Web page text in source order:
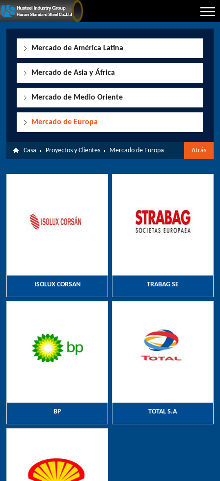
Mercado de América Latina
Mercado de Asia y África
Mercado de Medio Oriente
Mercado de Europa
Atrás
Casa Proyectos y Clientes Mercado de Europa
ISOLUX CORSAN TRABAG SE
BP TOTAL S.A